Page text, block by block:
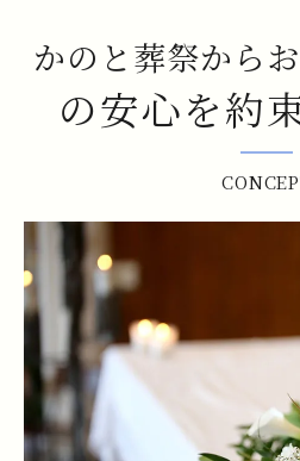
かのと葬祭から
の安心を約